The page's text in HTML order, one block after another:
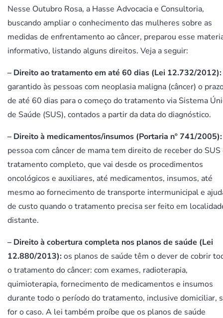
Nesse Outubro Rosa, a Hasse Advocacia e Consultoria,
buscando ampliar o conhecimento das mulheres sobre as
medidas de enfrentamento ao câncer, preparou esse
informativo, listando alguns direitos. Veja a seguir:
– Direito ao tratamento em até 60 dias (Lei 12.732/2012):
garantido às pessoas com neoplasia maligna (câncer) o
de até 60 dias para o começo do tratamento via Sistema
de Saúde (SUS), contados a partir da data do diagnóstico.
– Direito à medicamentos/insumos (Portaria nº 741/2005):
pessoa com câncer de mama tem direito de receber do SUS
tratamento completo, que vai desde os procedimentos
oncológicos e auxiliares, até medicamentos, insumos, até
mesmo ao fornecimento de transporte intermunicipal e
de custo quando o tratamento precisa ser feito em
distante.
– Direito à cobertura completa nos planos de saúde (Lei
12.880/2013):os planos de saúde têm o dever de cobrir
o tratamento do câncer: com exames, radioterapia,
quimioterapia, fornecimento de medicamentos e insumos
durante todo o período do tratamento, inclusive domiciliar,
for o caso. A lei também proíbe que os planos de saúde